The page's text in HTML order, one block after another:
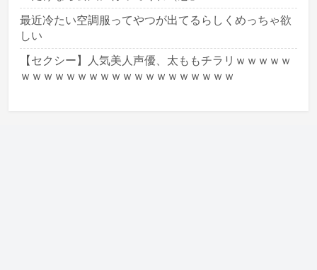
最近冷たい空調服ってやつが出てるらしくめっちゃ欲
しい
【セクシー】人気美人声優、太ももチラリｗｗｗｗｗ
ｗｗｗｗｗｗｗｗｗｗｗｗｗｗｗｗｗｗｗ